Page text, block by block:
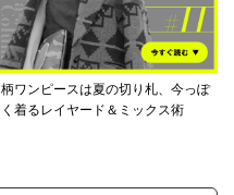
柄ワンピースは夏の切り札、今っぽ
く着るレイヤード＆ミックス術